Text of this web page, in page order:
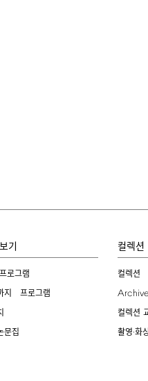
기
로그램
지 프로그램
문집
컬렉션
컬렉션
컬렉션
촬영·화